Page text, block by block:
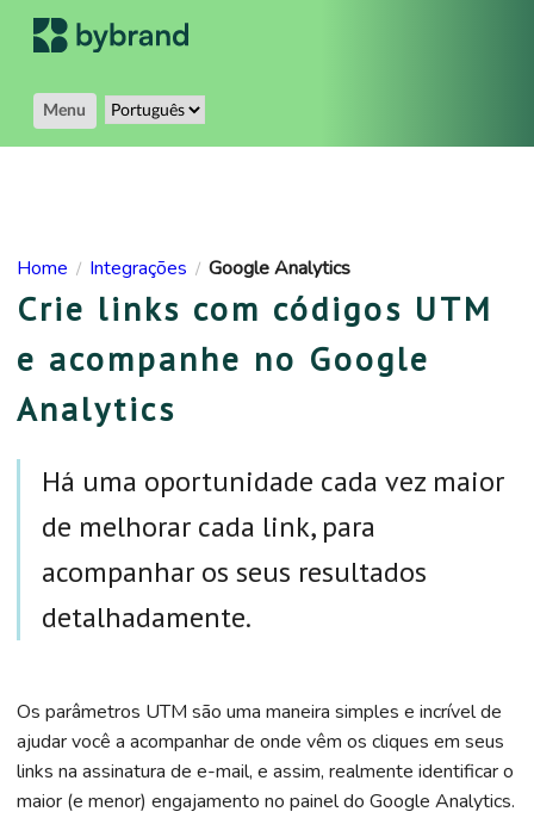
Menu
Home / Integrações / Google Analytics
Crie links com códigos UTM
e acompanhe no Google
Analytics
Há uma oportunidade cada vez maior
de melhorar cada link, para
acompanhar os seus resultados
detalhadamente.
Os parâmetros UTM são uma maneira simples e incrível de
ajudar você a acompanhar de onde vêm os cliques em seus
links na assinatura de e-mail, e assim, realmente identificar o
maior (e menor) engajamento no painel do Google Analytics.